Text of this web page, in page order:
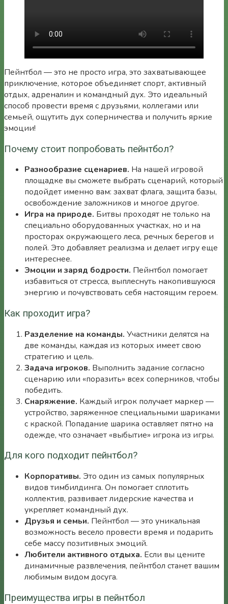
Пейнтбол — это не просто игра, это захватывающее
приключение, которое объединяет спорт, активный
отдых, адреналин и командный дух. Это идеальный
способ провести время с друзьями, коллегами или
семьей, ощутить дух соперничества и получить яркие
эмоции!
Почему стоит попробовать пейнтбол?
Разнообразие сценариев. На нашей игровой
площадке вы сможете выбрать сценарий, который
подойдет именно вам: захват флага, защита базы,
освобождение заложников и многое другое.
Игра на природе. Битвы проходят не только на
специально оборудованных участках, но и на
просторах окружающего леса, речных берегов и
полей. Это добавляет реализма и делает игру еще
интереснее.
Эмоции и заряд бодрости. Пейнтбол помогает
избавиться от стресса, выплеснуть накопившуюся
энергию и почувствовать себя настоящим героем.
Как проходит игра?
Разделение на команды. Участники делятся на
две команды, каждая из которых имеет свою
стратегию и цель.
Задача игроков. Выполнить задание согласно
сценарию или «поразить» всех соперников, чтобы
победить.
Снаряжение. Каждый игрок получает маркер —
устройство, заряженное специальными шариками
с краской. Попадание шарика оставляет пятно на
одежде, что означает «выбытие» игрока из игры.
Для кого подходит пейнтбол?
Корпоративы. Это один из самых популярных
видов тимбилдинга. Он помогает сплотить
коллектив, развивает лидерские качества и
укрепляет командный дух.
Друзья и семьи. Пейнтбол — это уникальная
возможность весело провести время и подарить
себе массу позитивных эмоций.
Любители активного отдыха. Если вы цените
динамичные развлечения, пейнтбол станет вашим
любимым видом досуга.
Преимущества игры в пейнтбол